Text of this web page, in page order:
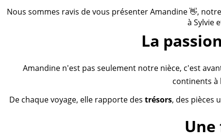
Nous sommes ravis de vous présenter Amandine 👋,
à Sylvie
La
Amandine n'est pas seulement notre nièce, c'est
continents à
De chaque voyage, elle rapporte des trésors, des pièces